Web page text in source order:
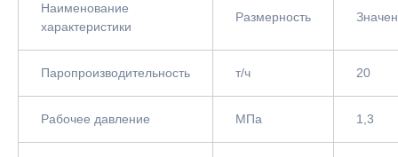
Наименование
характеристики
Размерность
Паропроизводительность т/ч 20
Рабочее давление МПа 1,3